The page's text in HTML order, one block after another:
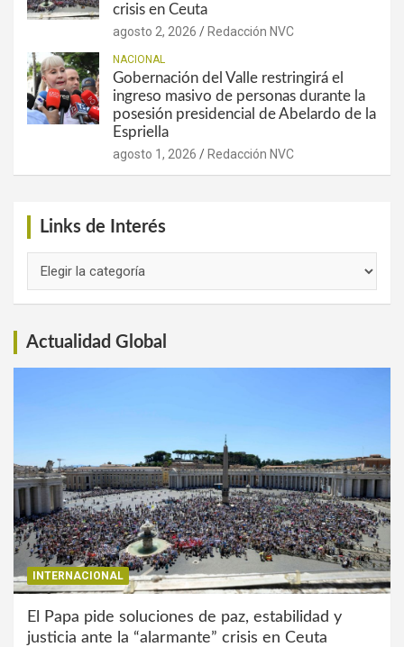
crisis en Ceuta
agosto 2, 2026 Redacción NVC
NACIONAL
Gobernación del Valle restringirá el
ingreso masivo de personas durante la
posesión presidencial de Abelardo de la
Espriella
agosto 1, 2026 Redacción NVC
Links de Interés
Actualidad Global
INTERNACIONAL
El Papa pide soluciones de paz, estabilidad y
justicia ante la “alarmante” crisis en Ceuta